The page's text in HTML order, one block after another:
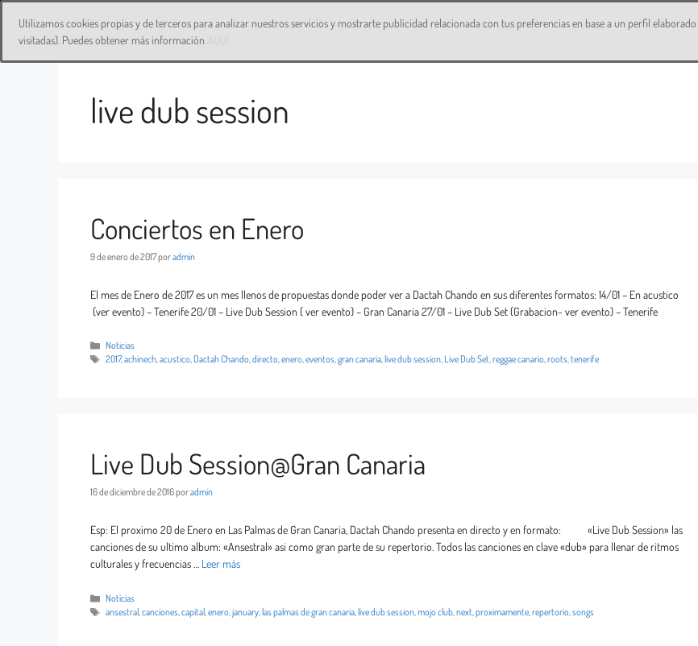
HOME ALBUMS VIDEO SHOP CONTACT
live dub session
Conciertos en Enero
9 de enero de 2017poradmin
El mes de Enero de 2017 es un mes llenos de propuestas donde poder ver a Dactah Chando en sus diferentes formatos: 14/01 – En acustico
(ver evento) – Tenerife 20/01 – Live Dub Session ( ver evento) – Gran Canaria 27/01 – Live Dub Set (Grabacion- ver evento) – Tenerife
Noticias
2017,achinech,acustico, Dactah Chando,directo,enero,eventos,gran canaria,live dub session, Live Dub Set,reggae canario,roots,tenerife
Live Dub Session@Gran Canaria
16 de diciembre de 2016poradmin
Esp: El proximo 20 de Enero en Las Palmas de Gran Canaria, Dactah Chando presenta en directo y en formato: «Live Dub Session» las
canciones de su ultimo album: «Ansestral» asi como gran parte de su repertorio. Todos las canciones en clave «dub» para llenar de ritmos
culturales y frecuencias … Leer más
Noticias
ansestral,canciones,capital,enero,january,las palmas de gran canaria,live dub session,mojo club,next,proximamente,repertorio,songs
Utilizamos cookies propias y de terceros para analizar nuestros servicios y mostrarte publicidad relacionada con tus preferencias en base a un perfil
visitadas). Puedes obtener más información